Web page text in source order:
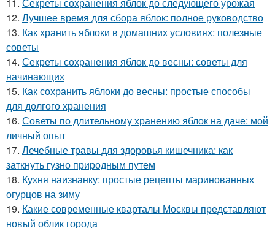
12. Лучшее время для сбора яблок: полное руководство
13. Как хранить яблоки в домашних условиях: полезные
советы
14. Секреты сохранения яблок до весны: советы для
начинающих
15. Как сохранить яблоки до весны: простые способы
для долгого хранения
16. Советы по длительному хранению яблок на даче: мой
личный опыт
17. Лечебные травы для здоровья кишечника: как
заткнуть гузно природным путем
18. Кухня наизнанку: простые рецепты маринованных
огурцов на зиму
19. Какие современные кварталы Москвы представляют
новый облик города